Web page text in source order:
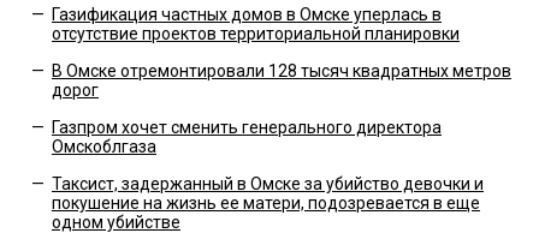
— Газификация частных домов в Омске уперлась в
отсутствие проектов территориальной планировки
— В Омске отремонтировали 128 тысяч квадратных метров
дорог
— Газпром хочет сменить генерального директора
Омскоблгаза
— Таксист, задержанный в Омске за убийство девочки и
покушение на жизнь ее матери, подозревается в еще
одном убийстве